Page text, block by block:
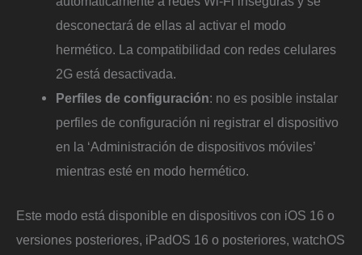
desconectará de ellas al activar el modo
hermético. La compatibilidad con redes celulares
2G está desactivada.
Perfiles de configuración: no es posible instalar
perfiles de configuración ni registrar el dispositivo
en la ‘Administración de dispositivos móviles’
mientras esté en modo hermético.
Este modo está disponible en dispositivos con iOS 16 o
versiones posteriores, iPadOS 16 o posteriores, watchOS